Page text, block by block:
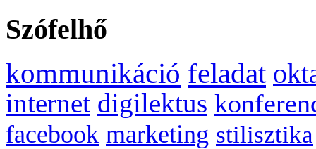
Szófelhő
kommunikáció feladat
internet digilektus
facebook marketing stilisztika